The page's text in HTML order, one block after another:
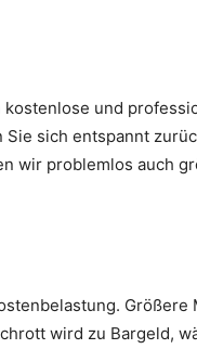
und
sich entspannt
wir problemlos auch
Größere
wird zu Bargeld,